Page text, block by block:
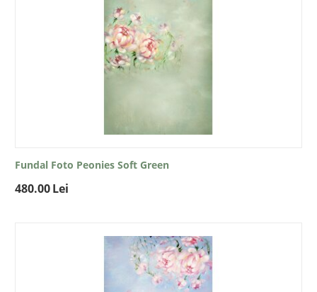
Fundal Foto Peonies Soft Green
480.00Lei